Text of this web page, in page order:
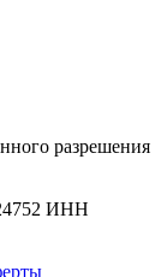
разрешения
ИНН